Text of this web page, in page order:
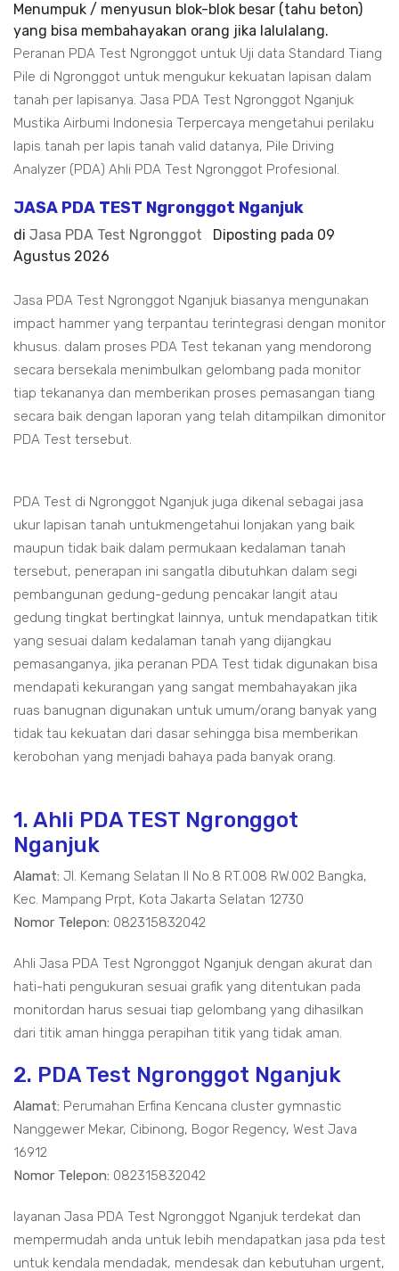
Menumpuk / menyusun blok-blok besar (tahu beton)
yang bisa membahayakan orang jika lalulalang.
Peranan PDA Test Ngronggot untuk Uji data Standard Tiang
Pile di Ngronggot untuk mengukur kekuatan lapisan dalam
tanah per lapisanya. Jasa PDA Test Ngronggot Nganjuk
Mustika Airbumi Indonesia Terpercaya mengetahui perilaku
lapis tanah per lapis tanah valid datanya, Pile Driving
Analyzer (PDA) Ahli PDA Test Ngronggot Profesional.
JASA PDA TEST Ngronggot Nganjuk
di Jasa PDA Test Ngronggot Diposting pada 09
Agustus 2026
Jasa PDA Test Ngronggot Nganjuk biasanya mengunakan
impact hammer yang terpantau terintegrasi dengan monitor
khusus. dalam proses PDA Test tekanan yang mendorong
secara bersekala menimbulkan gelombang pada monitor
tiap tekananya dan memberikan proses pemasangan tiang
secara baik dengan laporan yang telah ditampilkan dimonitor
PDA Test tersebut.
PDA Test di Ngronggot Nganjuk juga dikenal sebagai jasa
ukur lapisan tanah untukmengetahui lonjakan yang baik
maupun tidak baik dalam permukaan kedalaman tanah
tersebut, penerapan ini sangatla dibutuhkan dalam segi
pembangunan gedung-gedung pencakar langit atau
gedung tingkat bertingkat lainnya, untuk mendapatkan titik
yang sesuai dalam kedalaman tanah yang dijangkau
pemasanganya, jika peranan PDA Test tidak digunakan bisa
mendapati kekurangan yang sangat membahayakan jika
ruas banugnan digunakan untuk umum/orang banyak yang
tidak tau kekuatan dari dasar sehingga bisa memberikan
kerobohan yang menjadi bahaya pada banyak orang.
1. Ahli PDA TEST Ngronggot
Nganjuk
Alamat: Jl. Kemang Selatan II No.8 RT.008 RW.002 Bangka,
Kec. Mampang Prpt, Kota Jakarta Selatan 12730
Nomor Telepon: 082315832042
Ahli Jasa PDA Test Ngronggot Nganjuk dengan akurat dan
hati-hati pengukuran sesuai grafik yang ditentukan pada
monitordan harus sesuai tiap gelombang yang dihasilkan
dari titik aman hingga perapihan titik yang tidak aman.
2. PDA Test Ngronggot Nganjuk
Alamat: Perumahan Erfina Kencana cluster gymnastic
Nanggewer Mekar, Cibinong, Bogor Regency, West Java
16912
Nomor Telepon: 082315832042
layanan Jasa PDA Test Ngronggot Nganjuk terdekat dan
mempermudah anda untuk lebih mendapatkan jasa pda test
untuk kendala mendadak, mendesak dan kebutuhan urgent,